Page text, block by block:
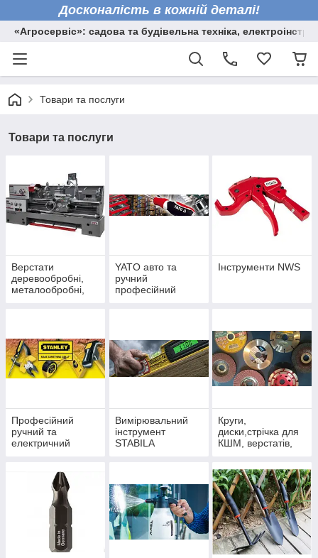
Досконалість в кожній деталі!
«Агросервіс»: садова та будівельна техніка,
Товари та послуги
Товари та послуги
Верстати
деревообробні,
металообробні,
YATO авто та
ручний
професійний
Інструменти NWS
Професійний
ручний та
електричний
Вимірювальний
інструмент
STABILA
Круги,
диски,стрічка для
КШМ, верстатів,